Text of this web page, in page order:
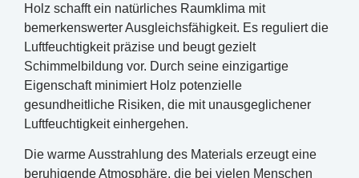
Holz schafft ein natürliches Raumklima mit
bemerkenswerter Ausgleichsfähigkeit. Es reguliert die
Luftfeuchtigkeit präzise und beugt gezielt
Schimmelbildung vor. Durch seine einzigartige
Eigenschaft minimiert Holz potenzielle
gesundheitliche Risiken, die mit unausgeglichener
Luftfeuchtigkeit einhergehen.
Die warme Ausstrahlung des Materials erzeugt eine
beruhigende Atmosphäre, die bei vielen Menschen